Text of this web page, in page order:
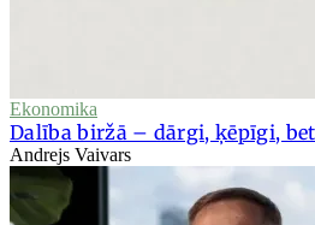
Ekonomika
Dalība biržā – dārgi, ķēpīgi,
Andrejs Vaivars